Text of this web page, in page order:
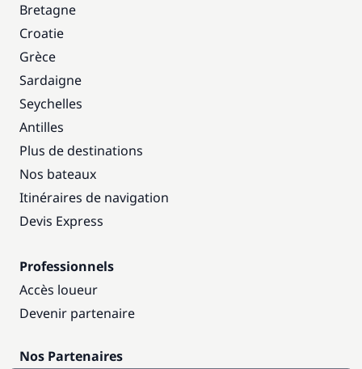
Bretagne
Croatie
Grèce
Sardaigne
Seychelles
Antilles
Plus de destinations
Nos bateaux
Itinéraires de navigation
Devis Express
Professionnels
Accès loueur
Devenir partenaire
Nos Partenaires